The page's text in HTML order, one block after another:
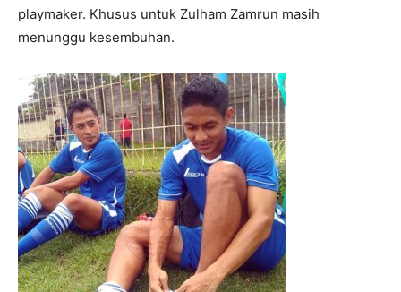
playmaker. Khusus untuk Zulham Zamrun masih
menunggu kesembuhan.